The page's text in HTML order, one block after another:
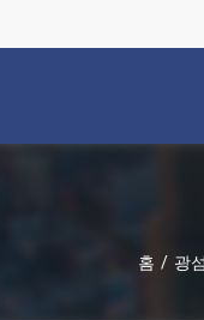
홈 / 광